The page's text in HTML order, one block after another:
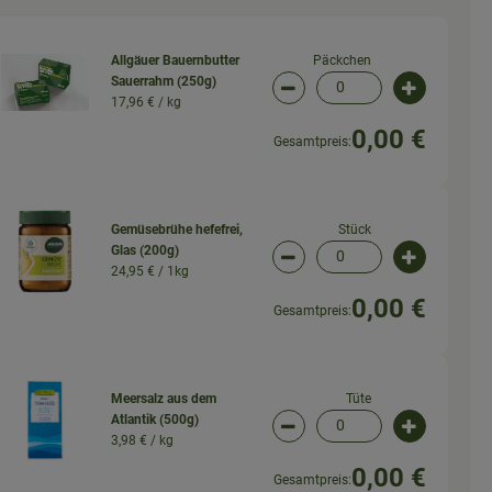
ändern
Allgäuer Bauernbutter
Sauerrahm (250g)
17,96 € / kg
Päckchen
Artikelanzahl verringern
Gesamtpreis:0,00 €
ändern
Gemüsebrühe hefefrei,
Glas (200g)
24,95 € / 1kg
Stück
Artikelanzahl verringern
Gesamtpreis:0,00 €
ändern
Meersalz aus dem
Atlantik (500g)
3,98 € / kg
Tüte
Artikelanzahl verringern
Gesamtpreis:0,00 €